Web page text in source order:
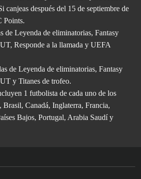
canjeas después del 15 de septiembre de
Points.
de Leyenda de eliminatorias, Fantasy
Responde a la llamada y UEFA
de Leyenda de eliminatorias, Fantasy
y Titanes de trofeo.
1 futbolista de cada uno de los
Brasil, Canadá, Inglaterra, Francia,
Bajos, Portugal, Arabia Saudí y